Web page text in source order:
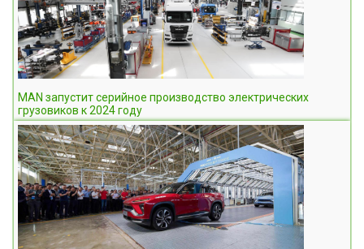
MAN запустит серийное производство электрических
грузовиков к 2024 году